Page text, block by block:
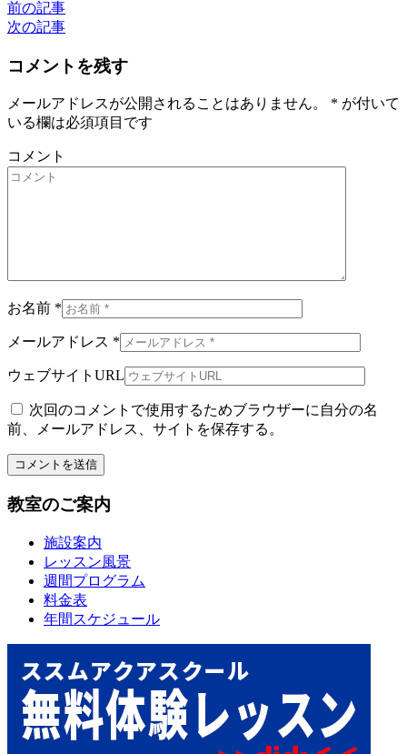
前の記事
次の記事
コメントを残す
メールアドレスが公開されることはありません。 * が付いて
いる欄は必須項目です
コメント
お名前 *
メールアドレス *
ウェブサイトURL
次回のコメントで使用するためブラウザーに自分の名
前、メールアドレス、サイトを保存する。
教室のご案内
施設案内
レッスン風景
週間プログラム
料金表
年間スケジュール